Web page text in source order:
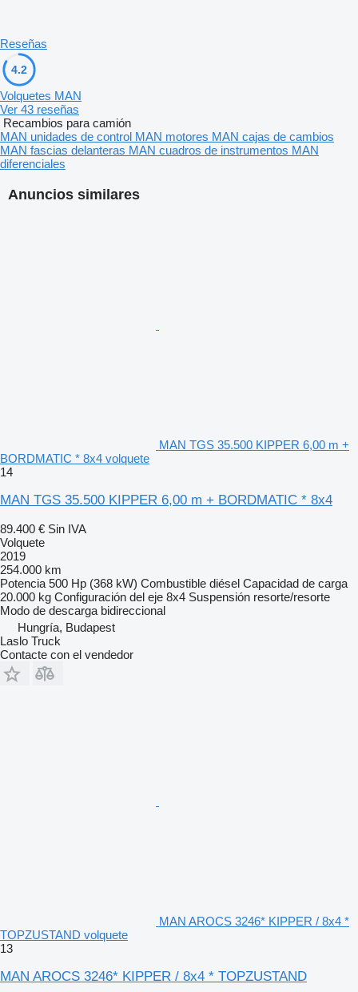
Anuncios similares
MAN TGS 35.500 KIPPER 6,00 m +
BORDMATIC * 8x4 volquete
14
MAN TGS 35.500 KIPPER 6,00 m + BORDMATIC * 8x4
89.400 € Sin IVA
Volquete
2019
254.000 km
Potencia 500 Hp (368 kW) Combustible diésel Capacidad de carga
20.000 kg Configuración del eje 8x4 Suspensión resorte/resorte
Modo de descarga bidireccional
Hungría, Budapest
Laslo Truck
Contacte con el vendedor
MAN AROCS 3246* KIPPER / 8x4 *
TOPZUSTAND volquete
13
MAN AROCS 3246* KIPPER / 8x4 * TOPZUSTAND
Reseñas
4.2
Volquetes MAN
Ver 43 reseñas
Recambios para camión
MAN unidades de control MAN motores MAN cajas de cambios
MAN fascias delanteras MAN cuadros de instrumentos MAN
diferenciales